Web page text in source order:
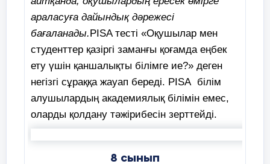
араласуға дайындық дәрежесі
бағаланады.PISA тесті «Оқушылар мен
студенттер қазіргі заманғы қоғамда еңбек
ету үшін қаншалықты білімге ие?» деген
негізгі сұраққа жауап береді. PISA білім
алушылардың академиялық білімін емес,
оларды қолдану тәжірибесін зерттейді.
8 сынып